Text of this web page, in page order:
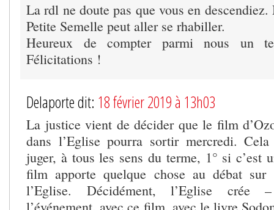
La rdl ne doute pas que vous en
Petite Semelle peut aller se rhabiller.
Heureux de compter parmi nous un
Félicitations !
Delaporte dit: 18 février 2019 à 13h03
La justice vient de décider que le film
dans l’Eglise pourra sortir mercredi.
juger, à tous les sens du terme, 1° si c’est
film apporte quelque chose au débat sur
l’Eglise. Décidément, l’Eglise crée